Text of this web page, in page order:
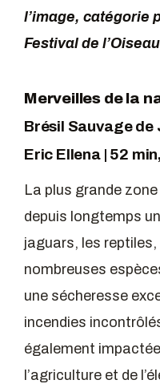
l’image, catégorie
Festival de
Merveilles de la
Brésil Sauvagede
Eric Ellena | 52
La plus grande
depuis longtemps
jaguars, les
nombreuses
une sécheresse
incendies
également
l’agriculture et de